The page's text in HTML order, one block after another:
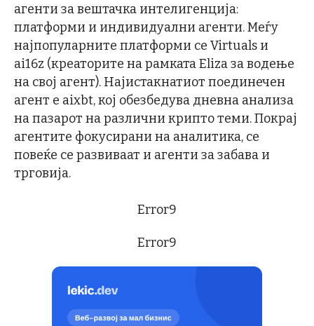
агенти за вештачка интелигенција:
платформи и индивидуални агенти. Меѓу
најпопуларните платформи се Virtuals и
ai16z (креаторите на рамката Eliza за водење
на свој агент). Најистакнатиот поединечен
агент е aixbt, кој обезбедува дневна анализа
на пазарот на различни крипто теми. Покрај
агентите фокусирани на аналитика, се
повеќе се развиваат и агенти за забава и
трговија.
Error9
Error9